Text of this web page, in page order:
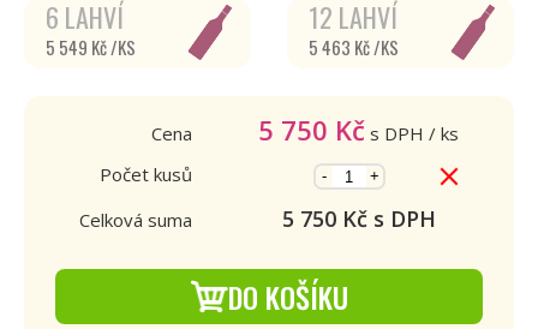
6 LAHVÍ
5 549 Kč /KS
12 LAHVÍ
5 463 Kč /KS
Cena 5 750 Kč s DPH / ks
Počet kusů
- +
Celková suma 5 750Kč s DPH
DO KOŠÍKU